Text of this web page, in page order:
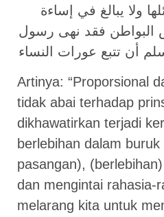
ولا يبالغ في إساءة
البواطن فقد نهى رسول
أن تتبع عورات النساء
Artinya: “Proporsional
tidak abai terhadap
dikhawatirkan terjadi
berlebihan dalam
pasangan),
dan mengintai rahasia-
melarang kita untuk